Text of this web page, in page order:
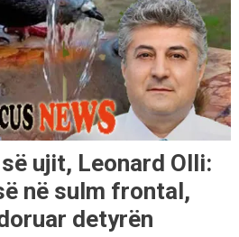
ujit, Leonard Olli:
në sulm frontal,
detyrën